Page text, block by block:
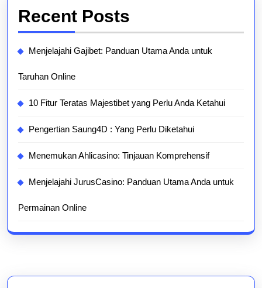
Recent Posts
Menjelajahi Gajibet: Panduan Utama Anda untuk
Taruhan Online
10 Fitur Teratas Majestibet yang Perlu Anda Ketahui
Pengertian Saung4D : Yang Perlu Diketahui
Menemukan Ahlicasino: Tinjauan Komprehensif
Menjelajahi JurusCasino: Panduan Utama Anda untuk
Permainan Online